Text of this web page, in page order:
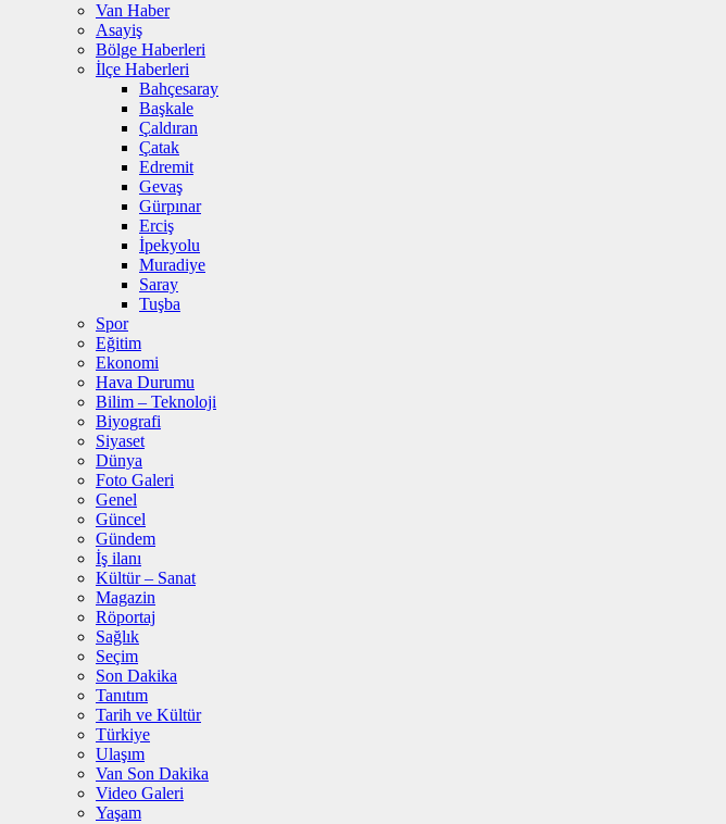
Van Haber
Asayiş
Bölge Haberleri
İlçe Haberleri
Bahçesaray
Başkale
Çaldıran
Çatak
Edremit
Gevaş
Gürpınar
Erciş
İpekyolu
Muradiye
Saray
Tuşba
Spor
Eğitim
Ekonomi
Hava Durumu
Bilim – Teknoloji
Biyografi
Siyaset
Dünya
Foto Galeri
Genel
Güncel
Gündem
İş ilanı
Kültür – Sanat
Magazin
Röportaj
Sağlık
Seçim
Son Dakika
Tanıtım
Tarih ve Kültür
Türkiye
Ulaşım
Van Son Dakika
Video Galeri
Yaşam